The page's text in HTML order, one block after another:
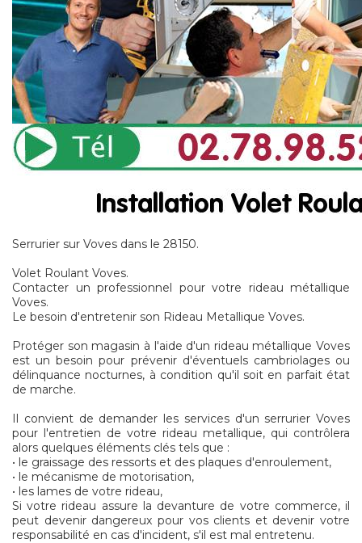
Serrurier sur Voves dans le 28150.
Volet Roulant Voves.
Contacter un professionnel pour votre rideau métallique
Voves.
Le besoin d'entretenir son Rideau Metallique Voves.
Protéger son magasin à l'aide d'un rideau métallique Voves
est un besoin pour prévenir d'éventuels cambriolages ou
délinquance nocturnes, à condition qu'il soit en parfait état
de marche.
Il convient de demander les services d'un serrurier Voves
pour l'entretien de votre rideau metallique, qui contrôlera
alors quelques éléments clés tels que :
• le graissage des ressorts et des plaques d'enroulement,
• le mécanisme de motorisation,
• les lames de votre rideau,
Si votre rideau assure la devanture de votre commerce, il
peut devenir dangereux pour vos clients et devenir votre
responsabilité en cas d'incident, s'il est mal entretenu.